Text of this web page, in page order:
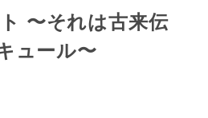
〜それは古来伝
ュール〜